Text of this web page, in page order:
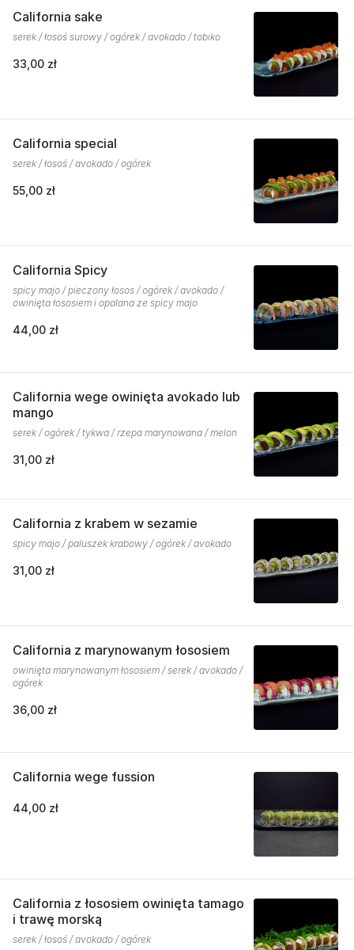
California sake
serek / łosoś surowy / ogórek / avokado / tobiko
33,00 zł
California special
serek / łosoś / avokado / ogórek
55,00 zł
California Spicy
spicy majo / pieczony łosos / ogórek / avokado /
owinięta łososiem i opalana ze spicy majo
44,00 zł
California wege owinięta avokado lub
mango
serek / ogórek / tykwa / rzepa marynowana / melon
31,00 zł
California z krabem w sezamie
spicy majo / paluszek krabowy / ogórek / avokado
31,00 zł
California z marynowanym łososiem
owinięta marynowanym łososiem / serek / avokado /
ogórek
36,00 zł
California wege fussion
44,00 zł
California z łososiem owinięta tamago
i trawę morską
serek / łosoś / avokado / ogórek